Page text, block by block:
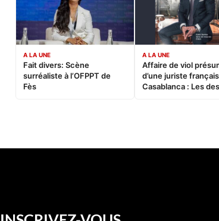
A LA UNE
Fait divers: Scène
surréaliste à l’OFPPT de
Fès
A LA UNE
Affaire de viol
d’une juriste
Casablanca : Les